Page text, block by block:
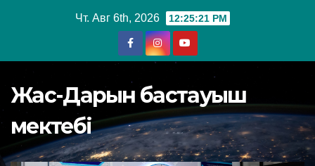
Чт. Авг 6th, 2026 12:25:22 PM
Жас-Дарын бастауыш
мектебі